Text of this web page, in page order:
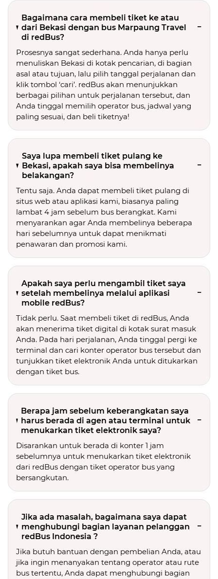
Bagaimana cara membeli tiket ke atau
dari Bekasi dengan bus Marpaung Travel
di redBus?
Prosesnya sangat sederhana. Anda hanya perlu
menuliskan Bekasi di kotak pencarian, di bagian
asal atau tujuan, lalu pilih tanggal perjalanan dan
klik tombol ‘cari’. redBus akan menunjukkan
berbagai pilihan untuk perjalanan tersebut, dan
Anda tinggal memilih operator bus, jadwal yang
paling sesuai, dan beli tiketnya!
Saya lupa membeli tiket pulang ke
Bekasi, apakah saya bisa membelinya
belakangan?
Tentu saja. Anda dapat membeli tiket pulang di
situs web atau aplikasi kami, biasanya paling
lambat 4 jam sebelum bus berangkat. Kami
menyarankan agar Anda membelinya beberapa
hari sebelumnya untuk dapat menikmati
penawaran dan promosi kami.
Apakah saya perlu mengambil tiket saya
setelah membelinya melalui aplikasi
mobile redBus?
Tidak perlu. Saat membeli tiket di redBus, Anda
akan menerima tiket digital di kotak surat masuk
Anda. Pada hari perjalanan, Anda tinggal pergi ke
terminal dan cari konter operator bus tersebut dan
tunjukkan tiket elektronik Anda untuk ditukarkan
dengan tiket bus.
Berapa jam sebelum keberangkatan saya
harus berada di agen atau terminal untuk
menukarkan tiket elektronik saya?
Disarankan untuk berada di konter 1 jam
sebelumnya untuk menukarkan tiket elektronik
dari redBus dengan tiket operator bus yang
bersangkutan.
Jika ada masalah, bagaimana saya dapat
menghubungi bagian layanan pelanggan
redBus Indonesia ?
Jika butuh bantuan dengan pembelian Anda, atau
jika ingin menanyakan tentang operator atau rute
bus tertentu, Anda dapat menghubungi bagian